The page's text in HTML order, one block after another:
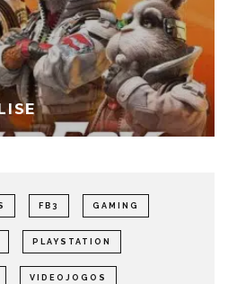
FB3 GAMING
PLAYSTATION
VIDEOJOGOS